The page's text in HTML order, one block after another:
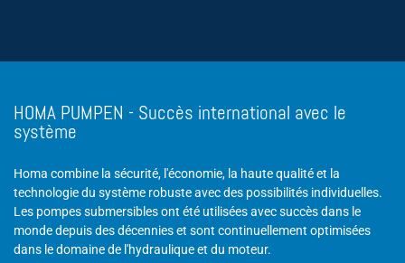
HOMA PUMPEN - Succès international avec le
système
Homa combine la sécurité, l'économie, la haute qualité et la
technologie du système robuste avec des possibilités individuelles.
Les pompes submersibles ont été utilisées avec succès dans le
monde depuis des décennies et sont continuellement optimisées
dans le domaine de l'hydraulique et du moteur.